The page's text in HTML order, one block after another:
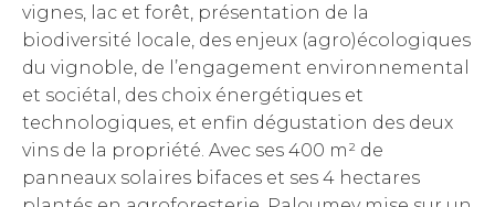
vignes, lac et forêt, présentation de la
biodiversité locale, des enjeux (agro)écologiques
du vignoble, de l’engagement environnemental
et sociétal, des choix énergétiques et
technologiques, et enfin dégustation des deux
vins de la propriété. Avec ses 400 m² de
panneaux solaires bifaces et ses 4 hectares